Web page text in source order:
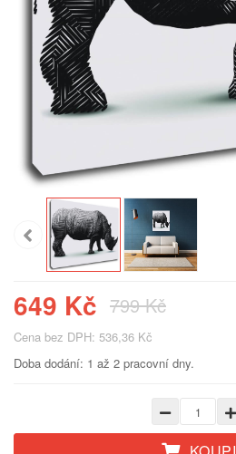
649 Kč 799 Kč
Cena bez DPH: 536,36 Kč
Doba dodání: 1 až 2 pracovní dny.